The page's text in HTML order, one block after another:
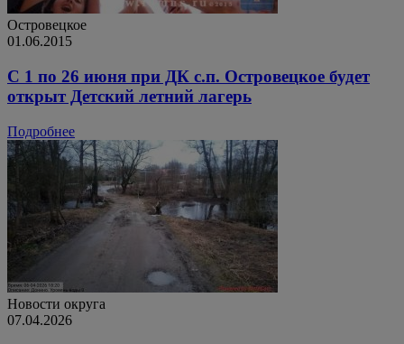
Островецкое
01.06.2015
С 1 по 26 июня при ДК с.п. Островецкое будет
открыт Детский летний лагерь
Подробнее
Новости округа
07.04.2026